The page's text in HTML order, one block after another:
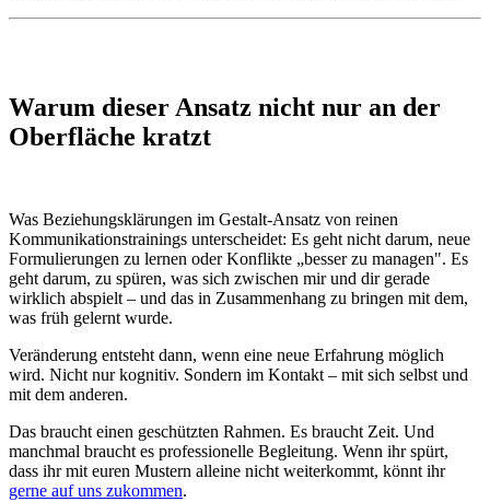
Warum dieser Ansatz nicht nur an der
Oberfläche kratzt
Was Beziehungsklärungen im Gestalt-Ansatz von reinen
Kommunikationstrainings unterscheidet: Es geht nicht darum, neue
Formulierungen zu lernen oder Konflikte „besser zu managen". Es
geht darum, zu spüren, was sich zwischen mir und dir gerade
wirklich abspielt – und das in Zusammenhang zu bringen mit dem,
was früh gelernt wurde.
Veränderung entsteht dann, wenn eine neue Erfahrung möglich
wird. Nicht nur kognitiv. Sondern im Kontakt – mit sich selbst und
mit dem anderen.
Das braucht einen geschützten Rahmen. Es braucht Zeit. Und
manchmal braucht es professionelle Begleitung. Wenn ihr spürt,
dass ihr mit euren Mustern alleine nicht weiterkommt, könnt ihr
gerne auf uns zukommen.